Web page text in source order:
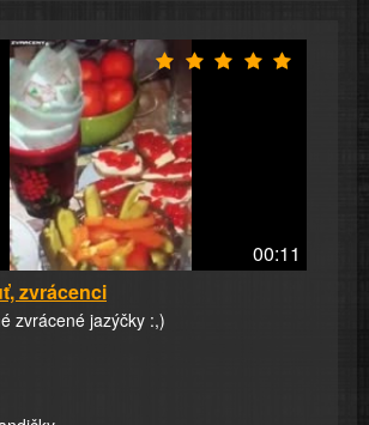
00:11
zvrácenci
zvrácené jazýčky :,)